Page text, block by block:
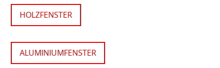
HOLZFENSTER
ALUMINIUMFENSTER